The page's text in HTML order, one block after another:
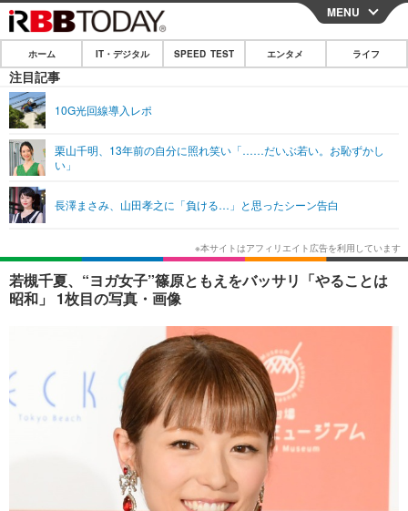
CLOSE
ホーム
IT・デジタル
ショッピング その他
SPEED TEST
エンタメ
エンタメTOP 映画・ドラマ
韓国・芸能
音楽 スポーツ
ショッピング その他
ライフ
ライフTOP グルメ
ペット ショッピング
リリース一覧
プッシュ通知の停止方法
MENU
ホーム IT・デジタル SPEED TEST エンタメ ライフ
注目記事
10G光回線導入レポ
栗山千明、13年前の自分に照れ笑い「……だいぶ若い。お恥ずかし
い」
長澤まさみ、山田孝之に「負ける…」と思ったシーン告白
若槻千夏、“ヨガ女子”篠原ともえをバッサリ「やることは
昭和」 1枚目の写真・画像